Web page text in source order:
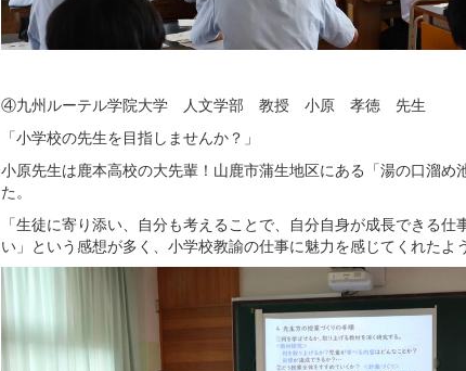
④九州ルーテル学院大学 人文学部 教授 小原 孝徳 先生
「小学校の先生を目指しませんか？」
小原先生は鹿本高校の大先輩！山鹿市蒲生地区にある「湯の口溜
た。
「生徒に寄り添い、自分も考えることで、自分自身が成長できる
い」という感想が多く、小学校教諭の仕事に魅力を感じてくれたよう